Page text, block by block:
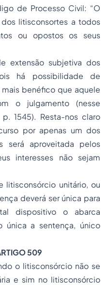
de Processo Civil: “O
litisconsortes a todos
ou opostos os seus
extensão subjetiva dos
há possibilidade de
benéfico que aquele
o julgamento (nesse
1545). Resta-nos claro
por apenas um dos
será aproveitada pelos
interesses não sejam
litisconsórcio unitário, ou
deverá ser única para
dispositivo o abarca
única a sentença, único
509
o litisconsórcio não se
e sim no litisconsórcio